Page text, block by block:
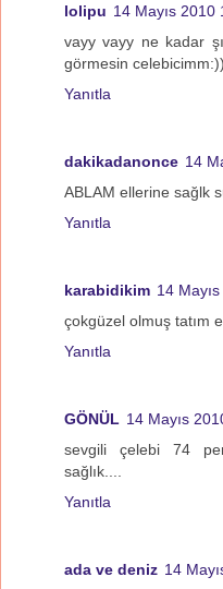
lolipu 14 Mayıs 2010
vayy vayy ne kadar
görmesin celebicimm:))
Yanıtla
dakikadanonce 14
ABLAM ellerine sağlk
Yanıtla
karabidikim 14
çokgüzel olmuş tatım
Yanıtla
GÖNÜL 14 Mayıs
sevgili çelebi 74
sağlık....
Yanıtla
ada ve deniz 14